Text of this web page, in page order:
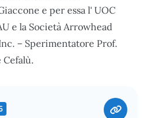
e per essa l' UOC
e la Società Arrowhead
– Sperimentatore Prof.
Cefalù.